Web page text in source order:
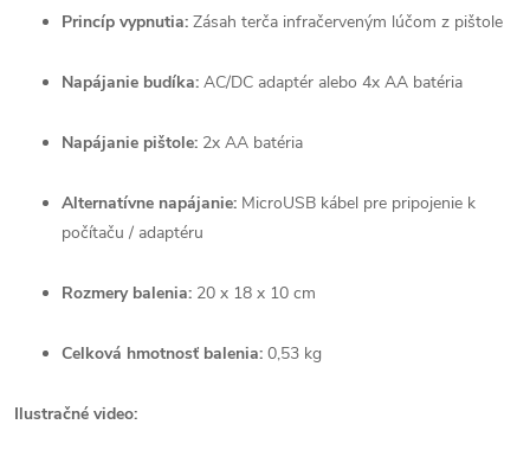
Princíp vypnutia: Zásah terča infračerveným lúčom z pištole
Napájanie budíka: AC/DC adaptér alebo 4x AA batéria
Napájanie pištole: 2x AA batéria
Alternatívne napájanie: MicroUSB kábel pre pripojenie k
počítaču / adaptéru
Rozmery balenia: 20 x 18 x 10 cm
Celková hmotnosť balenia: 0,53 kg
Ilustračné video: